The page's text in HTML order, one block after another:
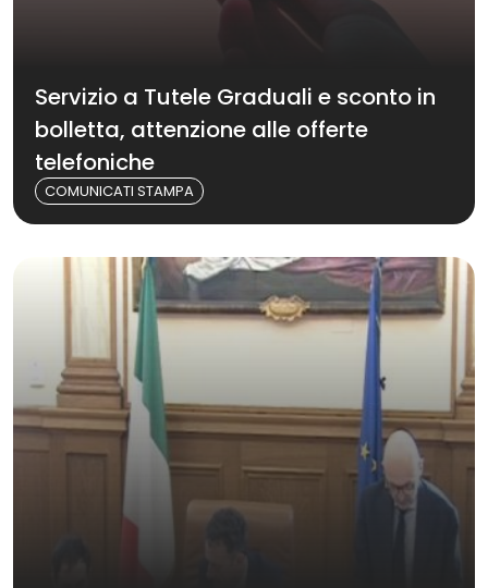
Servizio a Tutele Graduali e sconto in
bolletta, attenzione alle offerte
telefoniche
COMUNICATI STAMPA